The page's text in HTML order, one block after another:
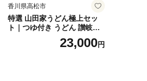
香川県高松市
特選 山田家うどん極上セッ
ト｜つゆ付き うどん 讃岐う
どん さぬきうどん 生麵 うど
んセット カレーうどん 生う
23,000円